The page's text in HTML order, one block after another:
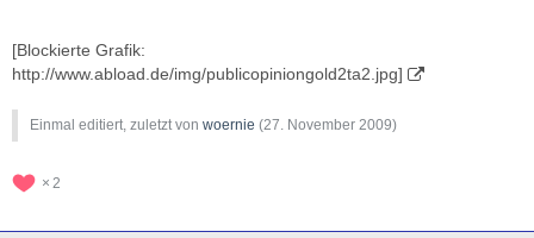
[Blockierte Grafik:
http://www.abload.de/img/publicopiniongold2ta2.jpg]
Einmal editiert, zuletzt von woernie (27. November 2009)
2